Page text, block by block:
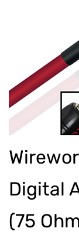
Digital
(75